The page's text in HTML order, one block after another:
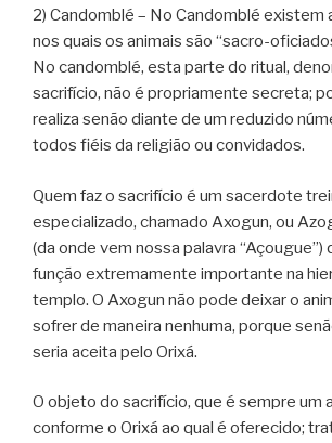
2) Candomblé – No Candomblé existem
nos quais os animais são “sacro-
No candomblé, esta parte do ritual,
sacrifício, não é propriamente secreta;
realiza senão diante de um reduzido
todos fiéis da religião ou convidados.
Quem faz o sacrifício é um sacerdote
especializado, chamado Axogun, ou
(da onde vem nossa palavra “Açougue”)
função extremamente importante na
templo. O Axogun não pode deixar o
sofrer de maneira nenhuma, porque
seria aceita pelo Orixá.
O objeto do sacrifício, que é sempre um
conforme o Orixá ao qual é oferecido;